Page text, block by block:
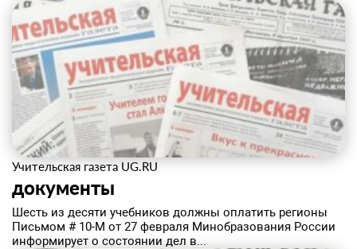
Учительская газета UG.RU
документы
Шесть из десяти учебников должны оплатить регионы
Письмом # 10-М от 27 февраля Минобразования России
информирует о состоянии дел в...